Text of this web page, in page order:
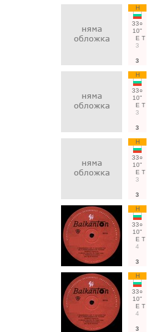
Н
33○
10"
Е Т
3
3
Н
33○
10"
Е Т
3
3
Н
33○
10"
Е Т
3
3
Н
33○
10"
Е Т
4
3
Н
33○
10"
Е Т
4
3